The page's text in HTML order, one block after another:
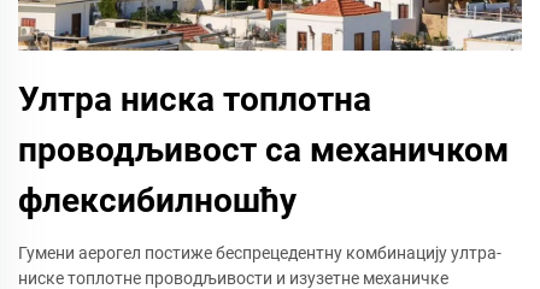
Ултра ниска топлотна
проводљивост са механичком
флексибилношћу
Гумени аерогел постиже беспрецедентну комбинацију ултра-
ниске топлотне проводљивости и изузетне механичке